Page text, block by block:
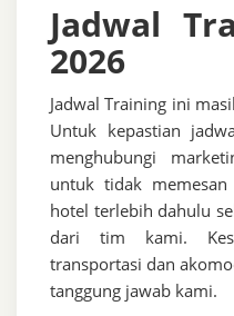
Jadwal
2026
Jadwal Training ini
Untuk kepastian
menghubungi
untuk tidak
hotel terlebih dahulu
dari tim kami.
transportasi dan
tanggung jawab kami.